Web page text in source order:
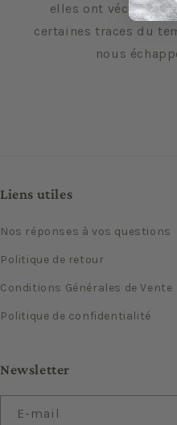
elles ont vécu
certaines traces du
nous
Liens utiles
Nos réponses à vos questions
Politique de retour
Conditions Générales de Vente
Politique de confidentialité
Newsletter
E-mail